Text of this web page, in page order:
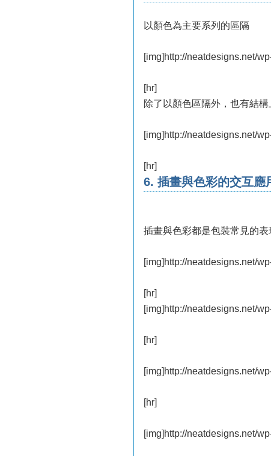
以顏色為主要系列的區隔
[img]http://neatdesigns.net/
[hr]
除了以顏色區隔外，也有結構
[img]http://neatdesigns.net/
[hr]
6. 插畫與色彩的交互應
插畫與色彩都是包裝常見的
[img]http://neatdesigns.net/
[hr]
[img]http://neatdesigns.net/
[hr]
[img]http://neatdesigns.net/
[hr]
[img]http://neatdesigns.net/